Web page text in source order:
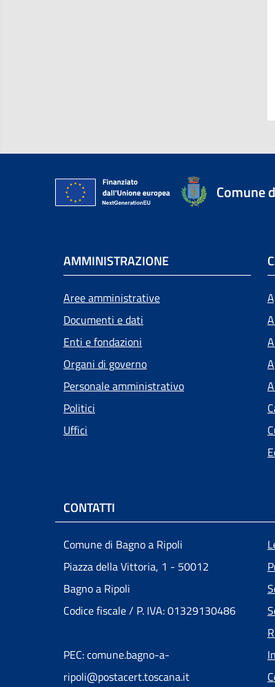
Comune
AMMINISTRAZIONE
Aree amministrative
Documenti e dati
Enti e fondazioni
Organi di governo
Personale amministrativo
Politici
Uffici
CONTATTI
Comune di Bagno a Ripoli
Piazza della Vittoria, 1 - 50012
Bagno a Ripoli
Codice fiscale / P. IVA: 01329130486
PEC: comune.bagno-a-
ripoli@postacert.toscana.it